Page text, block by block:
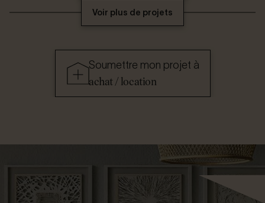
Voir plus de projets
Soumettre mon projet à
achat / location